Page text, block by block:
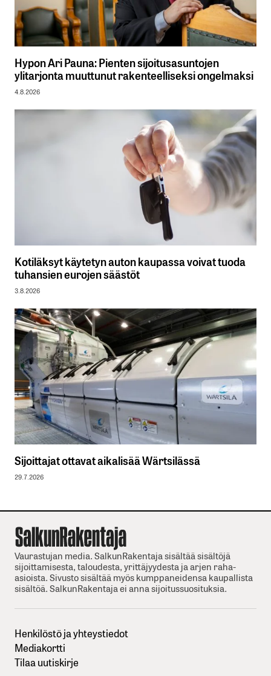
Hypon Ari Pauna: Pienten sijoitusasuntojen
ylitarjonta muuttunut rakenteelliseksi ongelmaksi
4.8.2026
Kotiläksyt käytetyn auton kaupassa voivat tuoda
tuhansien eurojen säästöt
3.8.2026
Sijoittajat ottavat aikalisää Wärtsilässä
29.7.2026
Vaurastujan media. SalkunRakentaja sisältää sisältöjä
sijoittamisesta, taloudesta, yrittäjyydesta ja arjen raha-
asioista. Sivusto sisältää myös kumppaneidensa kaupallista
sisältöä. SalkunRakentaja ei anna sijoitussuosituksia.
Henkilöstö ja yhteystiedot
Mediakortti
Tilaa uutiskirje